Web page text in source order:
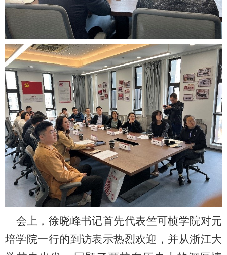
会上，徐晓峰书记首先代表竺可桢学院对元
培学院一行的到访表示热烈欢迎，并从浙江大